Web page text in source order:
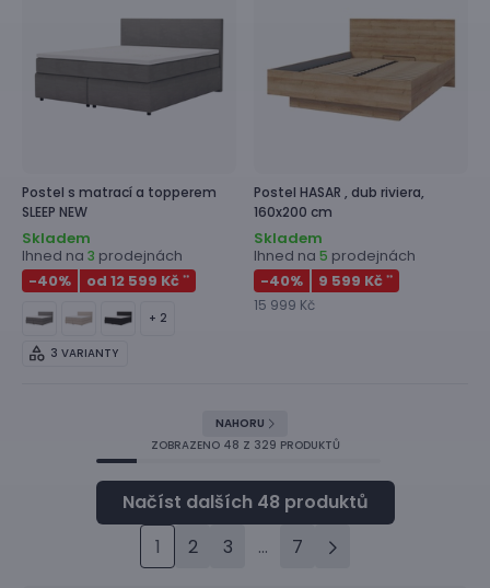
Postel s matrací a topperem
SLEEP NEW
Skladem
Ihned na 3 prodejnách
-40% od 12 599 Kč **
+ 2
3 VARIANTY
Postel HASAR , dub riviera,
160x200 cm
Skladem
Ihned na 5 prodejnách
-40% 9 599 Kč **
15 999 Kč
NAHORU
ZOBRAZENO 48 Z 329 PRODUKTŮ
1 2 3 ... 7